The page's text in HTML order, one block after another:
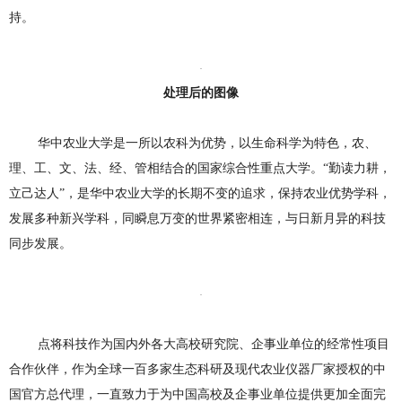
持。
处理后的图像
华中农业大学是一所以农科为优势，以生命科学为特色，农、
理、工、文、法、经、管相结合的国家综合性重点大学。“勤读力耕，
立己达人”，是华中农业大学的长期不变的追求，保持农业优势学科，
发展多种新兴学科，同瞬息万变的世界紧密相连，与日新月异的科技
同步发展。
点将科技作为国内外各大高校研究院、企事业单位的经常性项目
合作伙伴，作为全球一百多家生态科研及现代农业仪器厂家授权的中
国官方总代理，一直致力于为中国高校及企事业单位提供更加全面完